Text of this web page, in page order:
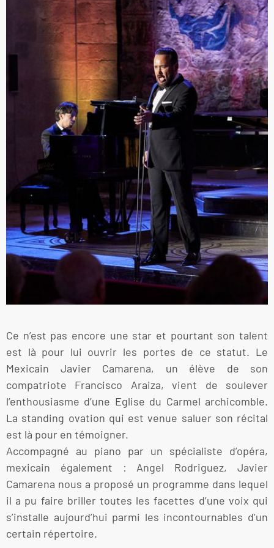
Ce n’est pas encore une star et pourtant son talent
est là pour lui ouvrir les portes de ce statut. Le
Mexicain Javier Camarena, un élève de son
compatriote Francisco Araiza, vient de soulever
l’enthousiasme d’une Eglise du Carmel archicomble.
La standing ovation qui est venue saluer son récital
est là pour en témoigner.
Accompagné au piano par un spécialiste d’opéra,
mexicain également : Angel Rodriguez, Javier
Camarena nous a proposé un programme dans lequel
il a pu faire briller toutes les facettes d’une voix qui
s’installe aujourd’hui parmi les incontournables d’un
certain répertoire.